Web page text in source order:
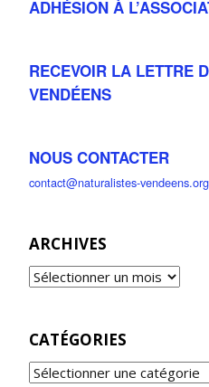
ADHÉSION À
RECEVOIR LA LETTRE
VENDÉENS
NOUS CONTACTER
contact@naturalistes-vendeens.org
ARCHIVES
CATÉGORIES